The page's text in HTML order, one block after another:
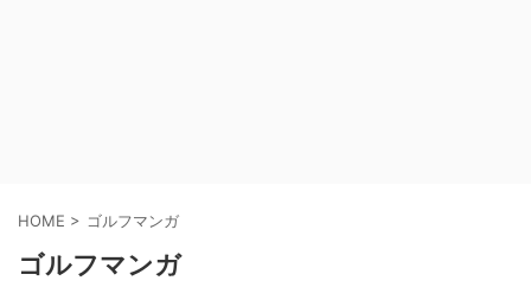
HOME > ゴルフマンガ
ゴルフマンガ